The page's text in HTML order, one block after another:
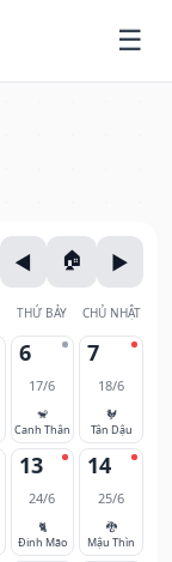
THỨ BẢY CHỦ NHẬT
6
17/6
🐒
Canh Thân
7
18/6
🐓
Tân Dậu
13
24/6
🐈
Đinh Mão
14
25/6
🐉
Mậu Thìn